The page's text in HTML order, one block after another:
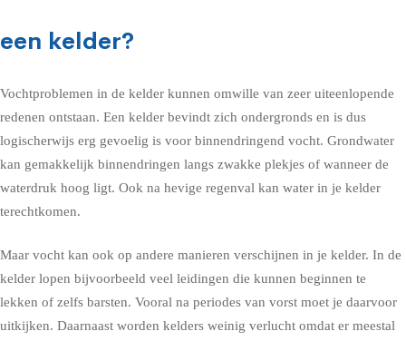
een kelder?
Vochtproblemen in de kelder kunnen omwille van zeer uiteenlopende
redenen ontstaan. Een kelder bevindt zich ondergronds en is dus
logischerwijs erg gevoelig is voor binnendringend vocht. Grondwater
kan gemakkelijk binnendringen langs zwakke plekjes of wanneer de
waterdruk hoog ligt. Ook na hevige regenval kan water in je kelder
terechtkomen.
Maar vocht kan ook op andere manieren verschijnen in je kelder. In de
kelder lopen bijvoorbeeld veel leidingen die kunnen beginnen te
lekken of zelfs barsten. Vooral na periodes van vorst moet je daarvoor
uitkijken. Daarnaast worden kelders weinig verlucht omdat er meestal